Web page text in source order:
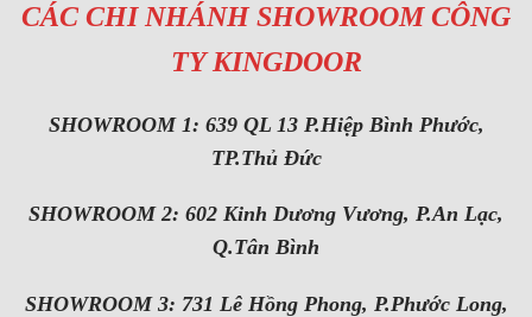
CÁC CHI NHÁNH SHOWROOM CÔNG
TY KINGDOOR
SHOWROOM 1: 639 QL 13 P.Hiệp Bình Phước,
TP.Thủ Đức
SHOWROOM 2: 602 Kinh Dương Vương, P.An Lạc,
Q.Tân Bình
SHOWROOM 3: 731 Lê Hồng Phong, P.Phước Long,